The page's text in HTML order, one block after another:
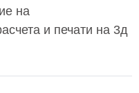
на
и печати на 3д